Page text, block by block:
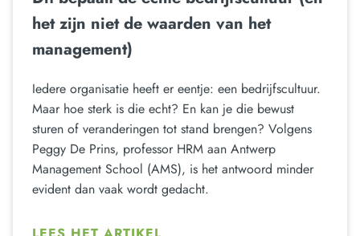
het zijn niet de waarden van het
management)
Iedere organisatie heeft er eentje: een bedrijfscultuur.
Maar hoe sterk is die echt? En kan je die bewust
sturen of veranderingen tot stand brengen? Volgens
Peggy De Prins, professor HRM aan Antwerp
Management School (AMS), is het antwoord minder
evident dan vaak wordt gedacht.